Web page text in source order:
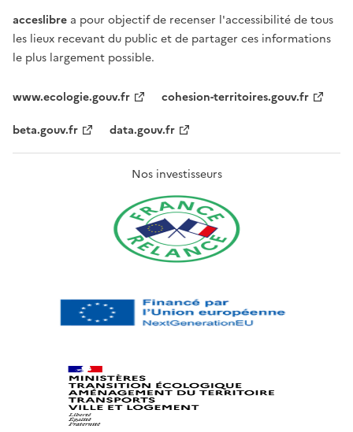
acceslibre a pour objectif de recenser l'accessibilité de tous
les lieux recevant du public et de partager ces informations
le plus largement possible.
www.ecologie.gouv.fr
cohesion-territoires.gouv.fr
beta.gouv.fr
data.gouv.fr
Nos investisseurs